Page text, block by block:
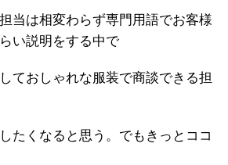
当は相変わらず専門用語でお客様
い説明をする中で
ておしゃれな服装で商談できる担
たくなると思う。でもきっとココ